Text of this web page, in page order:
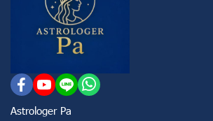
Astrologer Pa